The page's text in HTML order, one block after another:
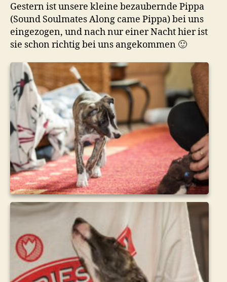
Gestern ist unsere kleine bezaubernde Pippa
(Sound Soulmates Along came Pippa) bei uns
eingezogen, und nach nur einer Nacht hier ist
sie schon richtig bei uns angekommen 🙂